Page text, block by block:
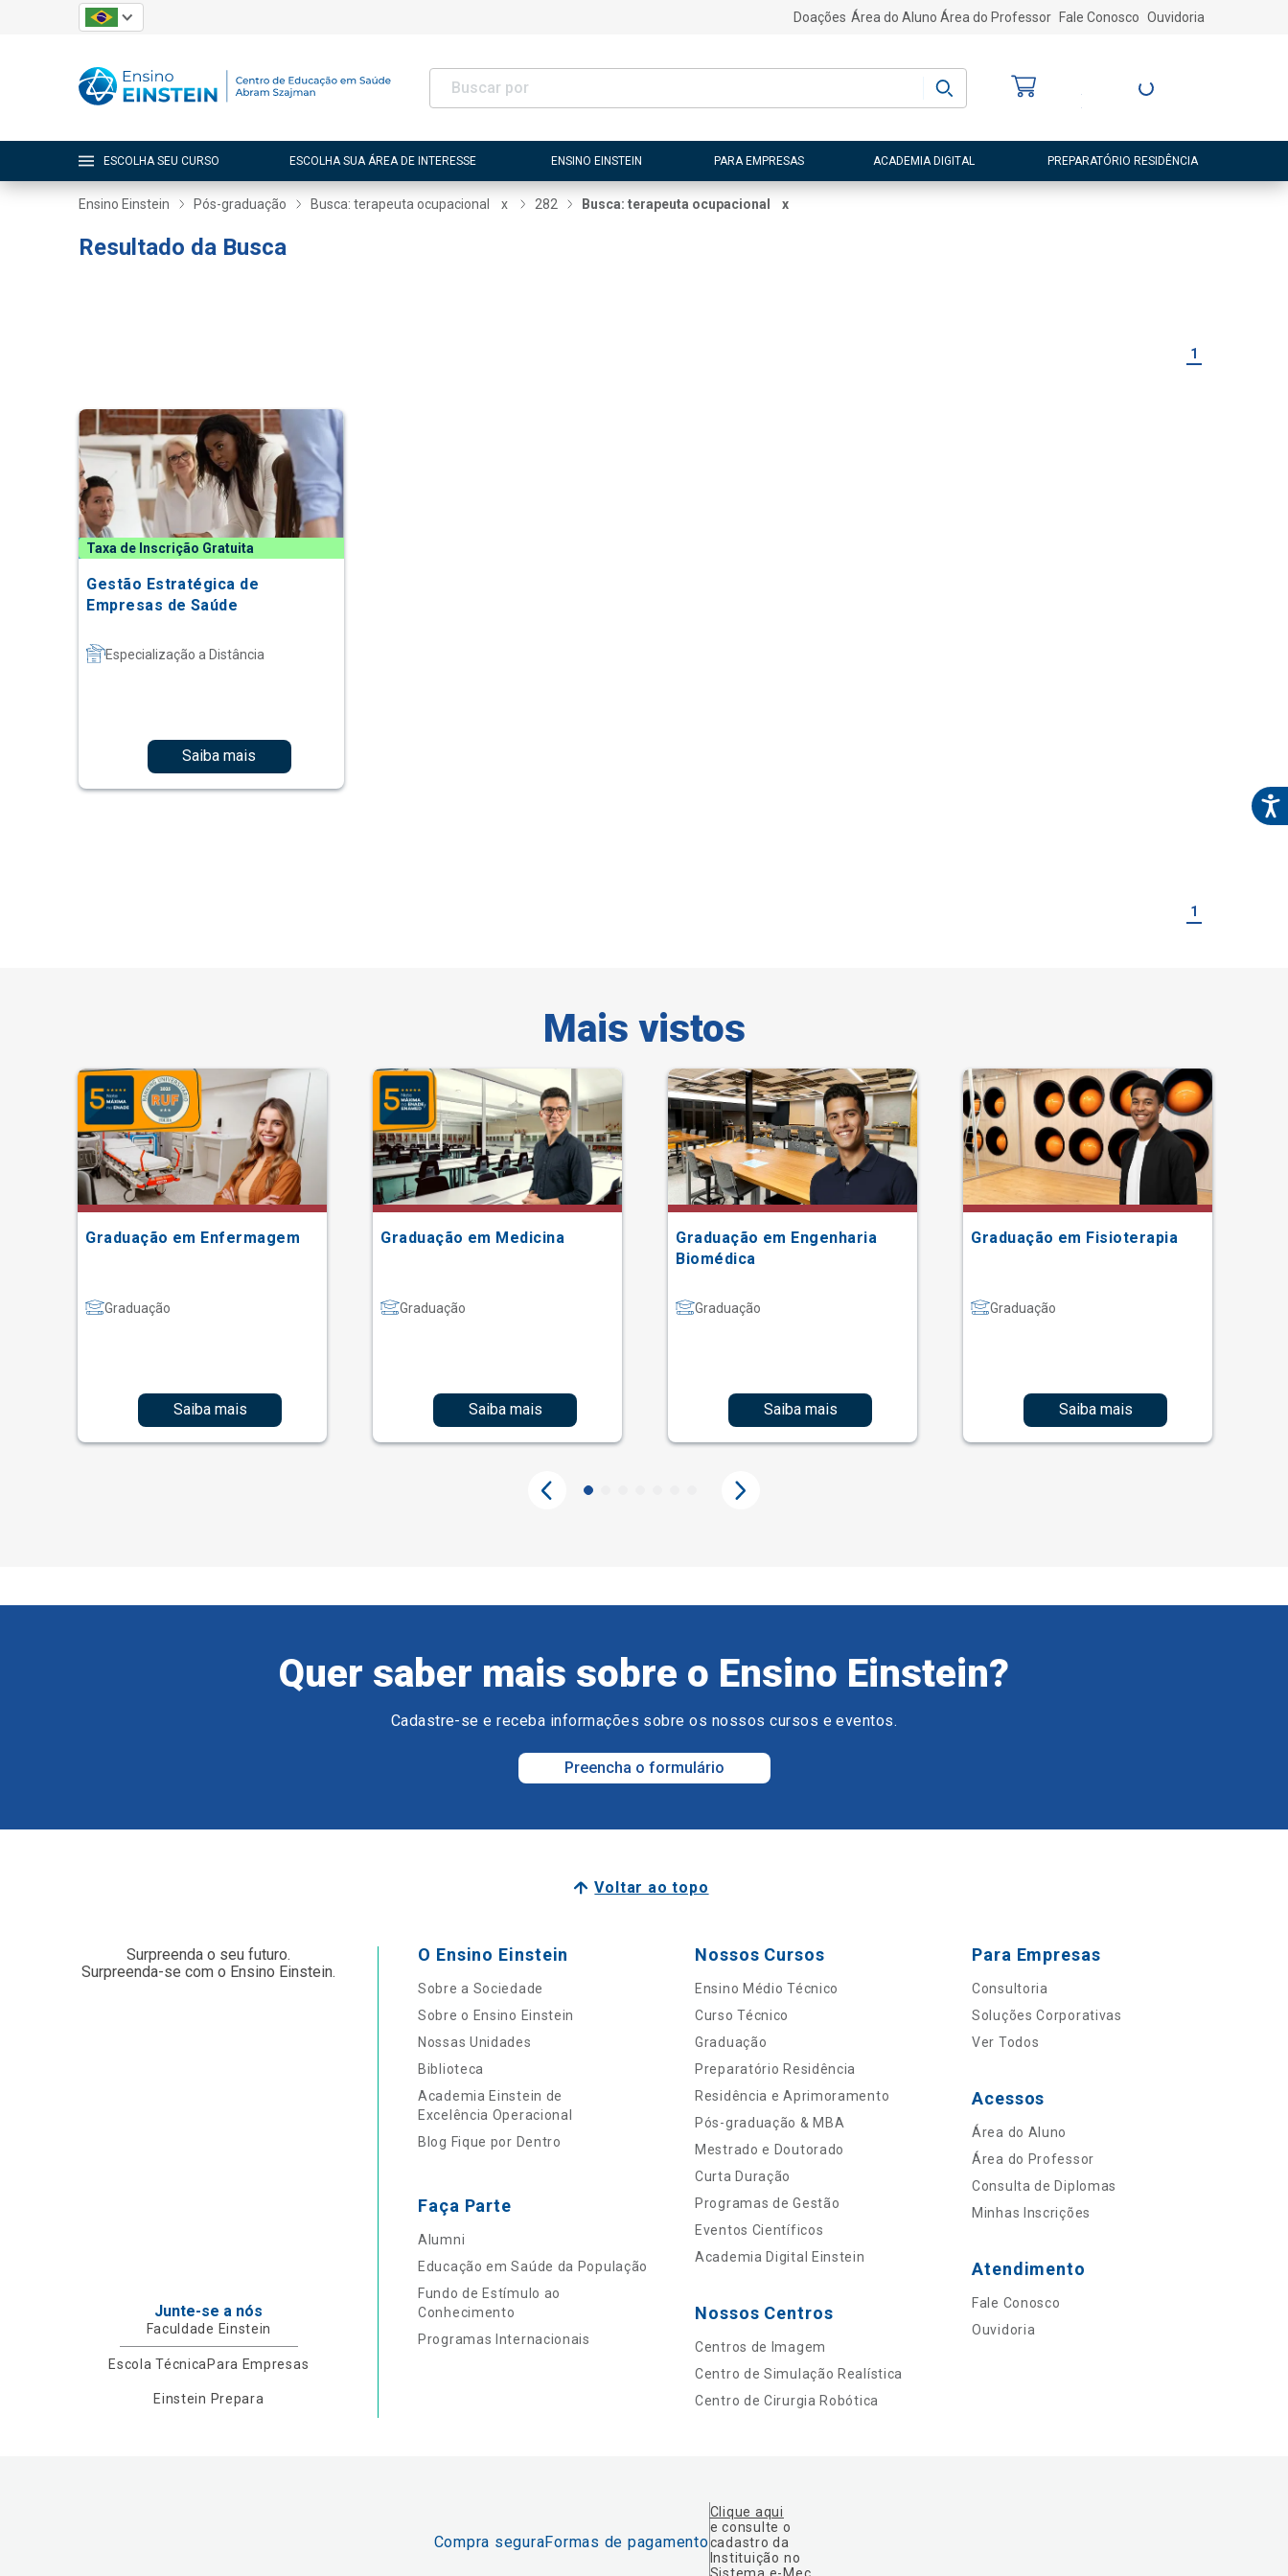
Doações Área do Aluno Área do Professor Fale Conosco Ouvidoria
Entre ou Cadastre-
ESCOLHA SEU CURSO ESCOLHA SUA ÁREA DE INTERESSE ENSINO EINSTEIN PARA EMPRESAS ACADEMIA DIGITAL PREPARATÓRIO RESIDÊNCIA
Ensino Einstein Pós-graduação Busca: terapeuta ocupacional x 282 Busca: terapeuta ocupacional x
Resultado da Busca
1
Taxa de Inscrição Gratuita
Gestão Estratégica de
Empresas de Saúde
Especialização a Distância
Saiba mais
1
Mais vistos
Graduação em Enfermagem
Graduação
Saiba mais
Graduação em Medicina
Graduação
Saiba mais
Graduação em Engenharia
Biomédica
Graduação
Saiba mais
Graduação em Fisioterapia
Graduação
Saiba mais
Quer saber mais sobre o Ensino Einstein?
Cadastre-se e receba informações sobre os nossos cursos e eventos.
Preencha o formulário
Voltar ao topo
Surpreenda o seu futuro.
Surpreenda-se com o Ensino Einstein.
Junte-se a nós
Faculdade Einstein
Escola Técnica Para Empresas
Einstein Prepara
O Ensino Einstein
Sobre a Sociedade
Sobre o Ensino Einstein
Nossas Unidades
Biblioteca
Academia Einstein de
Excelência Operacional
Blog Fique por Dentro
Faça Parte
Alumni
Educação em Saúde da População
Fundo de Estímulo ao
Conhecimento
Programas Internacionais
Nossos Cursos
Ensino Médio Técnico
Curso Técnico
Graduação
Preparatório Residência
Residência e Aprimoramento
Pós-graduação & MBA
Mestrado e Doutorado
Curta Duração
Programas de Gestão
Eventos Científicos
Academia Digital Einstein
Nossos Centros
Centros de Imagem
Centro de Simulação Realística
Centro de Cirurgia Robótica
Para Empresas
Consultoria
Soluções Corporativas
Ver Todos
Acessos
Área do Aluno
Área do Professor
Consulta de Diplomas
Minhas Inscrições
Atendimento
Fale Conosco
Ouvidoria
Compra seguraFormas de pagamento
Clique aqui
e consulte o
cadastro da
Instituição no